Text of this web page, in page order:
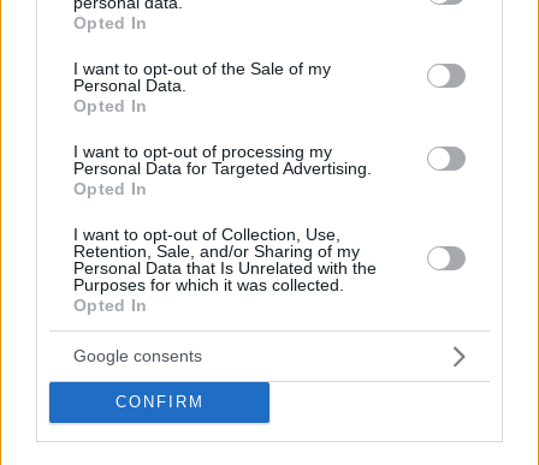
grant or deny consent to Google and its third-party tags to
use your data for below specified purposes in below Google
consent section.
Opted In
I want to opt-out of the Sale of my
Personal Data.
Opted In
I want to opt-out of processing my
Personal Data for Targeted Advertising.
Opted In
I want to opt-out of Collection, Use,
Retention, Sale, and/or Sharing of my
Personal Data that Is Unrelated with the
Purposes for which it was collected.
Opted In
Google consents
CONFIRM
Σαντάμ Χαφτάρ Αρχηγός του Επιτελείου των Χερσαίων Δυνάμεων
Οι ένοπλες ομάδες στις σκιές του αστικού
πολιτικής εξουσίας τον υπακούνε τυφλά. Ο
Χαλίφα Χαφτάρ είναι ο αδιαφιλονίκητος ηγέτης
στο τοπίο της ανατολικής Λιβύης. Παρότι
αποδεδειγμένα άπληστος, τραχύς και στυγνός
καταχραστής της μερίδας του λέοντος του
εγχώριου ενεργειακού πλούτου, είναι
αποδεκτός. Με τα στραβά και τα καλά του